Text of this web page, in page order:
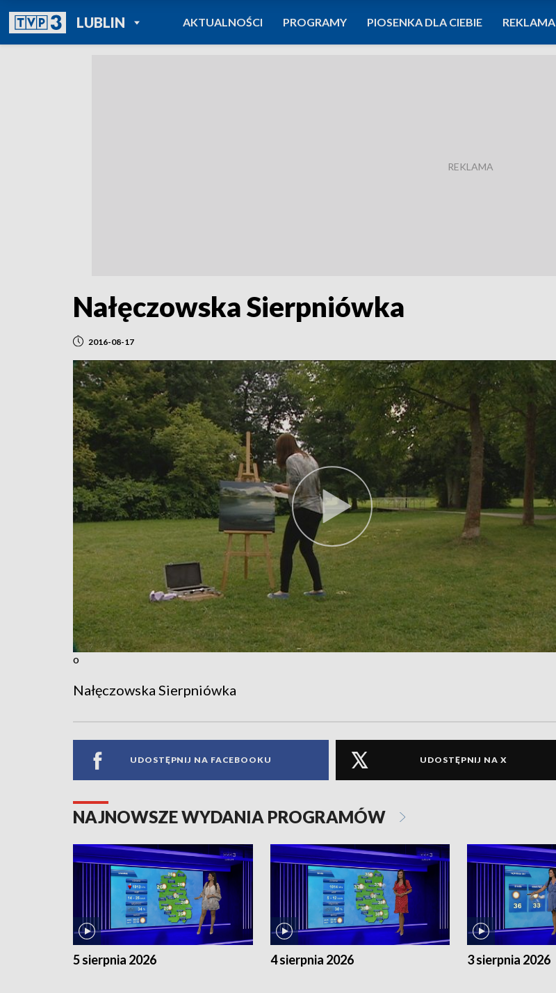
LUBLINPOWRÓT DO
TVP REGIONY
AKTUALNOŚCI PROGRAMY PIOSENKA DLA CIEBIE REKLAMA
Nałęczowska Sierpniówka
2016-08-17
o
Nałęczowska Sierpniówka
UDOSTĘPNIJ NA FACEBOOKU UDOSTĘPNIJ NA X
NAJNOWSZE WYDANIA PROGRAMÓW
5 sierpnia 2026 4 sierpnia 2026 3 sierpnia 2026